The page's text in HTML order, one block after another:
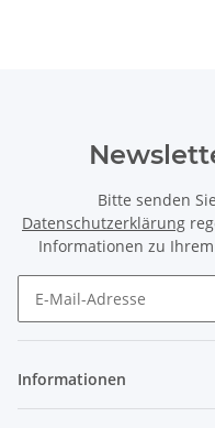
Bitte senden
Datenschutzerklärung
Informationen zu
Informationen